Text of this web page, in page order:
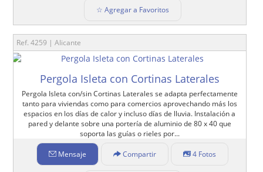
☆ Agregar a Favoritos
Ref. 4259 | Alicante
Pergola Isleta con Cortinas Laterales
Pergola Isleta con/sin Cortinas Laterales se adapta perfectamente
tanto para viviendas como para comercios aprovechando más los
espacios en los días de calor y incluso días de lluvia. Instalación a
pared y delante sobre una portería de aluminio de 80 x 40 que
soporta las guías o rieles por...
Mensaje Compartir 4 Fotos